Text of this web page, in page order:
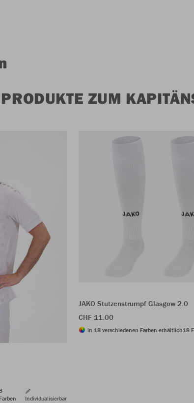
ZUM
Farben
Individualisierbar
JAKO Stutzenstrumpf Glasgow 2.0
CHF 11.00
in 18 verschiedenen Farben erhältlich18